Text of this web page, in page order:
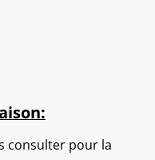
consulter pour la